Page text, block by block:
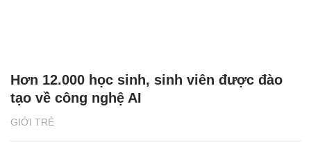
GIỚI TRẺ
Hơn 12.000 học sinh, sinh viên được đào
tạo về công nghệ AI